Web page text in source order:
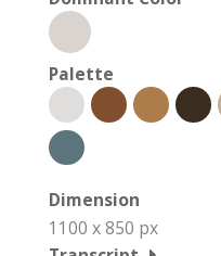
Palette
Dimension
1100 x 850 px